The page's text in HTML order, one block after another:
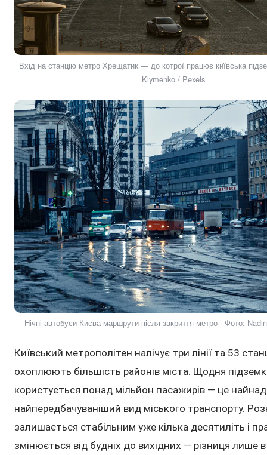
Вхід на станцію метро Хрещатик — до котрої працює київська
Klymenko / Pexels
Нічні автобуси Києва маршрути після закриття метро · Фото:
Київський метрополітен налічує три лінії та 53
охоплюють більшість районів міста. Щодня
користується понад мільйон пасажирів — це
найпередбачуваніший вид міського транспорту.
залишається стабільним уже кілька десятиліть і
змінюється від будніх до вихідних — різниця лише в